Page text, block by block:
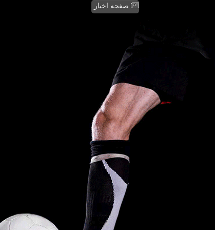
صفحه اخبار